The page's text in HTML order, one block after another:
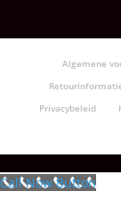
Algemene
Privacybeleid
Call Now Button